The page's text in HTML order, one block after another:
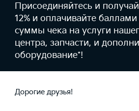
Присоединяйтесь и
12% и оплачивайте
суммы чека на услуги
центра, запчасти, и
оборудование*!
Дорогие друзья!